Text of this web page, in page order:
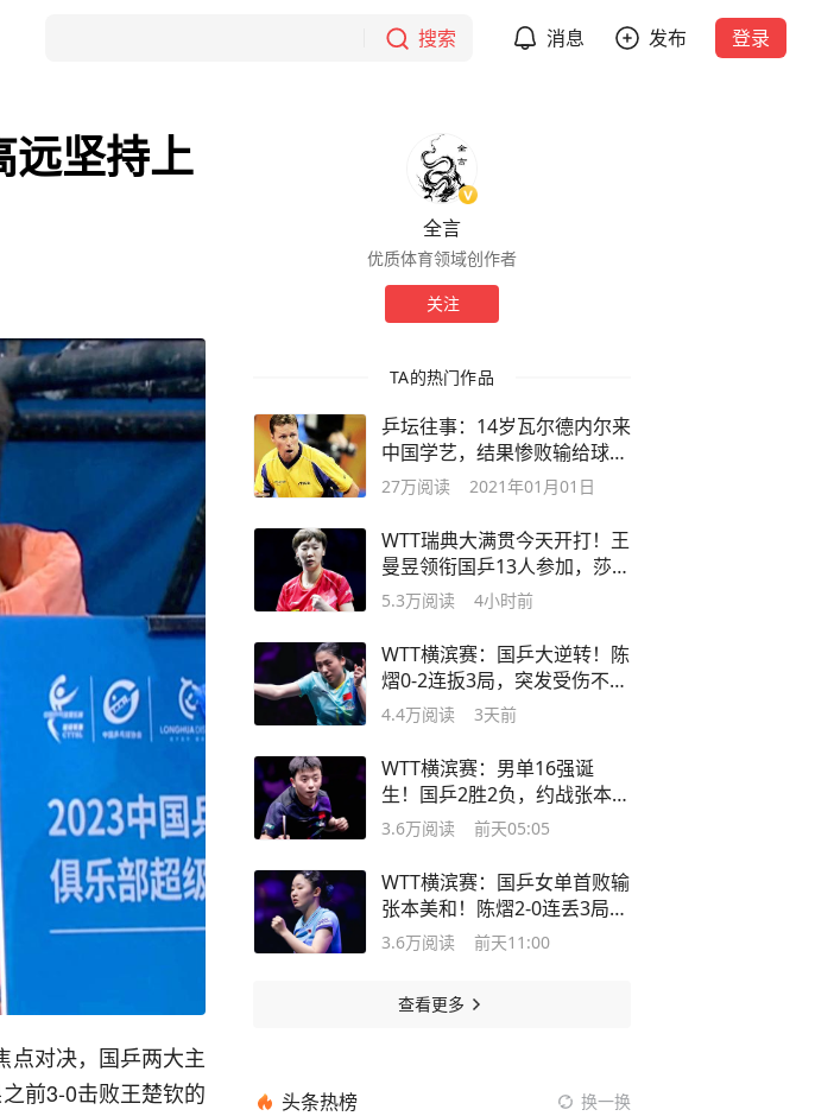
搜索 消息 发布 登录
远坚持上
点对决，国乒两大主
前3-0击败王楚钦的
全言
优质体育领域创作者
关注
TA的热门作品
乒坛往事：14岁瓦尔德内尔来
中国学艺，结果惨败输给球馆
看门人
27万阅读 2021年01月01日
WTT瑞典大满贯今天开打！王
曼昱领衔国乒13人参加，莎头
缺席比赛
5.3万阅读 4小时前
WTT横滨赛：国乒大逆转！陈
熠0-2连扳3局，突发受伤不抛
弃不放弃
4.4万阅读 3天前
WTT横滨赛：男单16强诞
生！国乒2胜2负，约战张本智
和、张禹珍
3.6万阅读 前天05:05
WTT横滨赛：国乒女单首败输
张本美和！陈熠2-0连丢3局受
伤被逆转
3.6万阅读 前天11:00
查看更多
头条热榜 换一换